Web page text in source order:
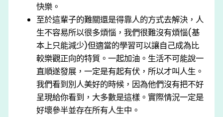
快樂。
至於這輩子的難關還是得靠人的方式去解決，人
生不容易所以很多煩惱，我們很難沒有煩惱(基
本上只能減少)但適當的學習可以讓自己成為比
較樂觀正向的特質。一起加油。生活不可能說一
直順遂發展，一定是有起有伏，所以才叫人生。
我們看到別人美好的時候，因為他們沒有把不好
呈現給你看到，大多數是這樣。實際情況一定是
好壞參半並存在所有人生中。